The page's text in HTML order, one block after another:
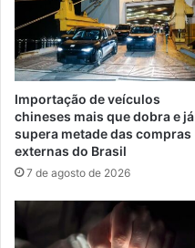
Importação de veículos
chineses mais que dobra e já
supera metade das compras
externas do Brasil
7 de agosto de 2026